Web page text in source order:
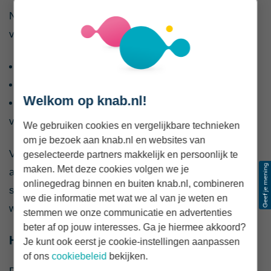
Naast inkomen en vermogen moet je ook aan deze
voorwaarden voldoen:
je bent 18 jaar of ouder;
je hebt de Nederlandse nationaliteit of een geldige
verblijfsvergunning.
Voor sommige groepen gelden aanvullende of
afwijkende regels, zoals voor militairen, buitenlandse
studenten of mensen die tijdelijk in het buitenland
wonen of werken.
Hoeveel zorgtoeslag krijg je in 2026?
Welkom op knab.nl!
We gebruiken cookies en vergelijkbare technieken
om je bezoek aan knab.nl en websites van
geselecteerde partners makkelijk en persoonlijk te
maken. Met deze cookies volgen we je
onlinegedrag binnen en buiten knab.nl, combineren
we die informatie met wat we al van je weten en
stemmen we onze communicatie en advertenties
beter af op jouw interesses. Ga je hiermee akkoord?
Je kunt ook eerst je cookie-instellingen aanpassen
of onscookiebeleid bekijken.